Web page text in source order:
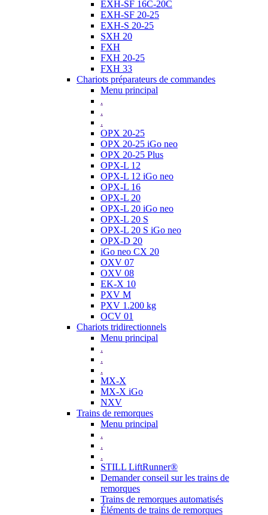
EXH-SF 16C-20C
EXH-SF 20-25
EXH-S 20-25
SXH 20
FXH
FXH 20-25
FXH 33
Chariots préparateurs de commandes
Menu principal
.
.
.
OPX 20-25
OPX 20-25 iGo neo
OPX 20-25 Plus
OPX-L 12
OPX-L 12 iGo neo
OPX-L 16
OPX-L 20
OPX-L 20 iGo neo
OPX-L 20 S
OPX-L 20 S iGo neo
OPX-D 20
iGo neo CX 20
OXV 07
OXV 08
EK-X 10
PXV M
PXV 1.200 kg
OCV 01
Chariots tridirectionnels
Menu principal
.
.
.
MX-X
MX-X iGo
NXV
Trains de remorques
Menu principal
.
.
.
STILL LiftRunner®
Demander conseil sur les trains de
remorques
Trains de remorques automatisés
Éléments de trains de remorques